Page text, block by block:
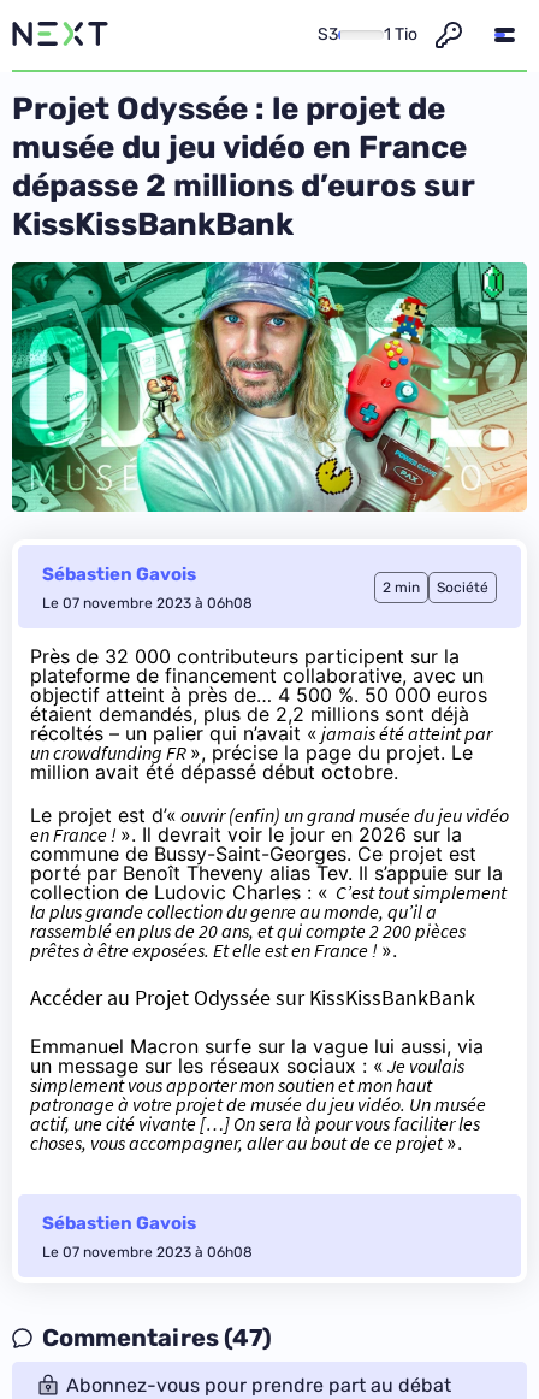
S3 1 Tio
Projet Odyssée : le projet de
musée du jeu vidéo en France
dépasse 2 millions d’euros sur
KissKissBankBank
Sébastien Gavois
Le 07 novembre 2023 à 06h08
2 min Société
Près de 32 000 contributeurs participent sur la
plateforme de financement collaborative, avec un
objectif atteint à près de… 4 500 %. 50 000 euros
étaient demandés, plus de 2,2 millions sont déjà
récoltés – un palier qui n’avait « jamais été atteint par
un crowdfunding FR », précise la page du projet. Le
million avait été dépassé début octobre.
Le projet est d’« ouvrir (enfin) un grand musée du jeu vidéo
en France ! ». Il devrait voir le jour en 2026 sur la
commune de Bussy-Saint-Georges. Ce projet est
porté par Benoît Theveny alias Tev. Il s’appuie sur la
collection de Ludovic Charles : « C’est tout simplement
la plus grande collection du genre au monde, qu’il a
rassemblé en plus de 20 ans, et qui compte 2 200 pièces
prêtes à être exposées. Et elle est en France ! ».
Accéder au Projet Odyssée sur KissKissBankBank
Emmanuel Macron surfe sur la vague lui aussi, via
un message sur les réseaux sociaux : « Je voulais
simplement vous apporter mon soutien et mon haut
patronage à votre projet de musée du jeu vidéo. Un musée
actif, une cité vivante […] On sera là pour vous faciliter les
choses, vous accompagner, aller au bout de ce projet».
Sébastien Gavois
Le 07 novembre 2023 à 06h08
Commentaires (47)
Abonnez-vous pour prendre part au débat